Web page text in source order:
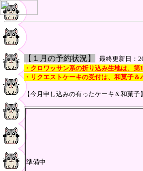
【１ 月の予約状況 】 最終更新日：
・クロワッサン系の折り込み生地は、第
・リクエストケーキの受付は、和菓子
【今月申し込みの有ったケーキ＆和菓子】
準備中